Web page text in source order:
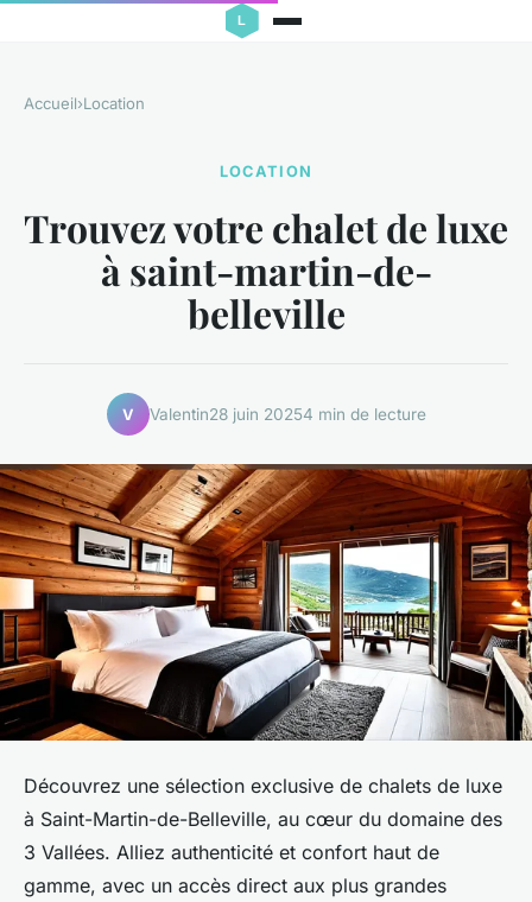
Accueil›Location
LOCATION
Trouvez votre chalet de luxe
à saint-martin-de-
belleville
V Valentin28 juin 20254 min de lecture
Découvrez une sélection exclusive de chalets de luxe
à Saint-Martin-de-Belleville, au cœur du domaine des
3 Vallées. Alliez authenticité et confort haut de
gamme, avec un accès direct aux plus grandes